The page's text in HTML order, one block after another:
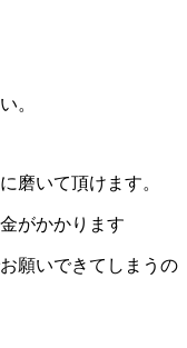
。
磨いて頂けます。
がかかります
願いできてしまうの